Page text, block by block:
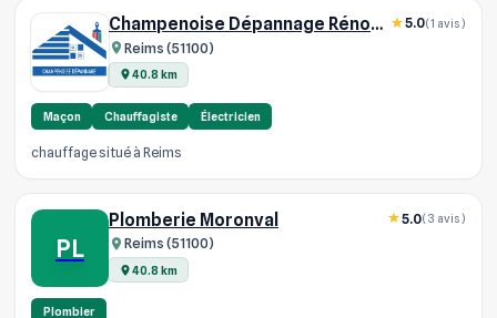
Champenoise Dépannage Rénovation
Reims (51100)
40.8 km
5.0(1 avis)
Maçon Chauffagiste Électricien
chauffage situé à Reims
PL
Plomberie Moronval
Reims (51100)
40.8 km
5.0(3 avis)
Plombier